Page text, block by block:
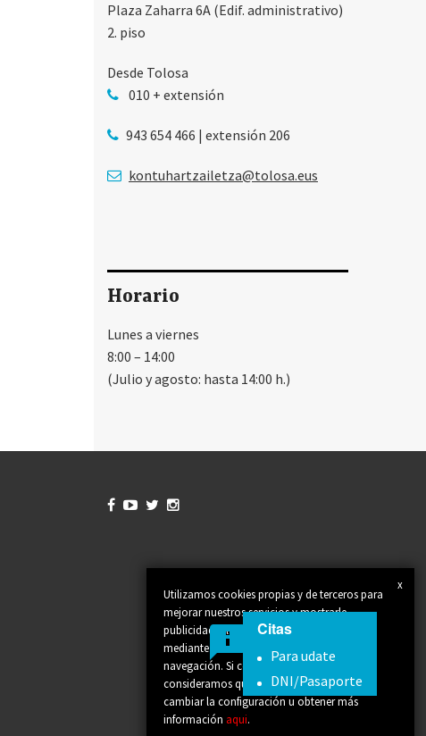
Citas
Para udate
DNI/Pasaporte
Plaza Zaharra 6A (Edif. administrativo)
2. piso
Desde Tolosa
010 + extensión
943 654 466 | extensión 206
kontuhartzailetza@tolosa.eus
Horario
Lunes a viernes
8:00 – 14:00
(Julio y agosto: hasta 14:00 h.)
x
Utilizamos cookies propias y de terceros para
mejorar nuestros servicios y mostrarle
publicidad relacionada con sus preferencias
mediante el análisis de sus hábitos de
navegación. Si continúa navegando,
consideramos que acepta su uso. Puede
cambiar la configuración u obtener más
información aqui.
   